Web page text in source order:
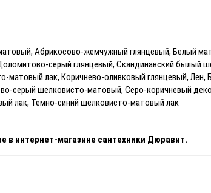
Абрикосово-жемчужный глянцевый, Белый
серый глянцевый, Скандинавский былый
лак, Коричнево-оливковый глянцевый, Лен,
серый шелковисто-матовый, Серо-коричневый
лак, Темно-синий шелковисто-матовый лак
в интернет-магазине сантехники Дюравит.